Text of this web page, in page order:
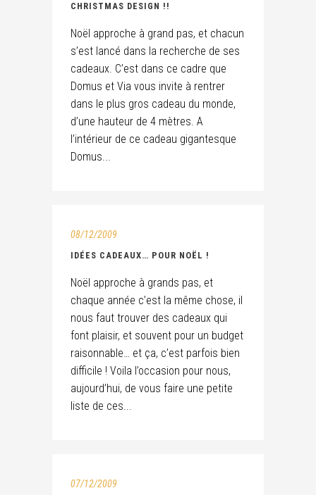
CHRISTMAS DESIGN !!
Noël approche à grand pas, et chacun
s’est lancé dans la recherche de ses
cadeaux. C’est dans ce cadre que
Domus et Via vous invite à rentrer
dans le plus gros cadeau du monde,
d’une hauteur de 4 mètres. A
l’intérieur de ce cadeau gigantesque
Domus...
08/12/2009
IDÉES CADEAUX… POUR NOËL !
Noël approche à grands pas, et
chaque année c’est la même chose, il
nous faut trouver des cadeaux qui
font plaisir, et souvent pour un budget
raisonnable… et ça, c’est parfois bien
difficile ! Voila l’occasion pour nous,
aujourd’hui, de vous faire une petite
liste de ces...
07/12/2009